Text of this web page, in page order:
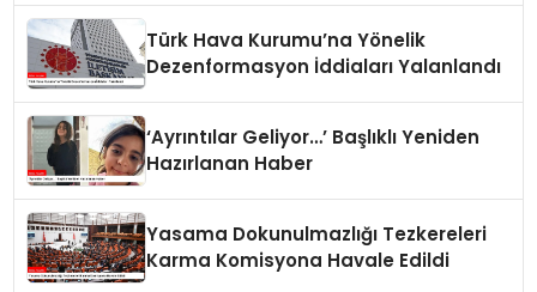
Türk Hava Kurumu’na Yönelik
Dezenformasyon İddiaları Yalanlandı
‘Ayrıntılar Geliyor…’ Başlıklı Yeniden
Hazırlanan Haber
Yasama Dokunulmazlığı Tezkereleri
Karma Komisyona Havale Edildi